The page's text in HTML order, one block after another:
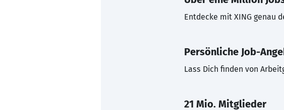
Entdecke mit XING genau
Persönliche Job-
Lass Dich finden von
21 Mio. Mitglieder